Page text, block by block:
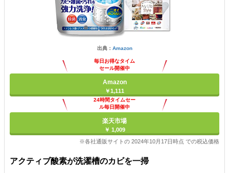
出典： Amazon
毎日お得なタイム
セール開催中
Amazon
￥1,111
24時間タイムセー
ル毎日開催中
楽天市場
￥ 1,009
※各社通販サイトの 2024年10月17日時点 での税込価格
アクティブ酸素が洗濯槽のカビを一掃